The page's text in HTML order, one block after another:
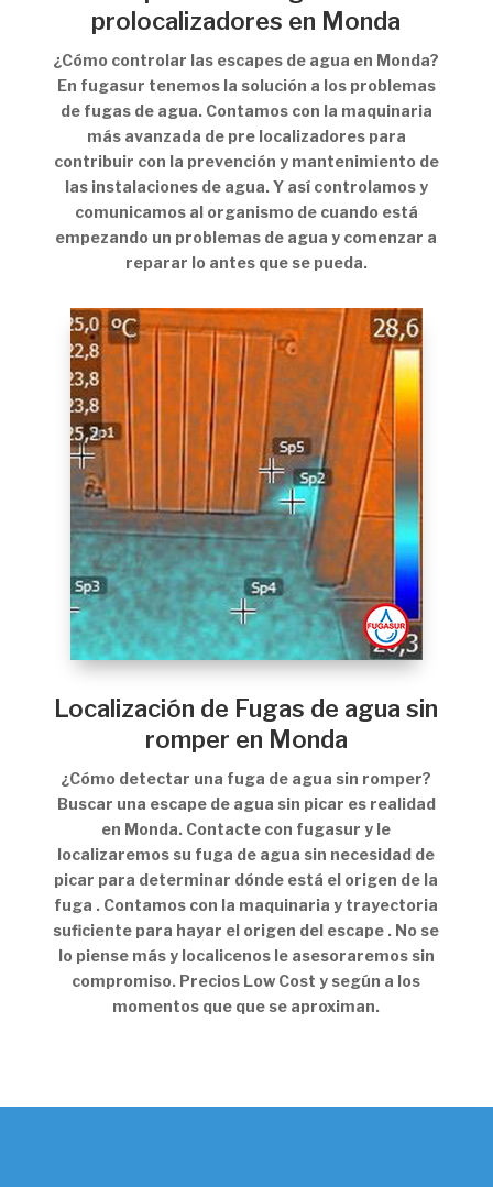
prolocalizadores en Monda
¿Cómo controlar las escapes de agua en Monda?
En fugasur tenemos la solución a los problemas
de fugas de agua. Contamos con la maquinaria
más avanzada de pre localizadores para
contribuir con la prevención y mantenimiento de
las instalaciones de agua. Y así controlamos y
comunicamos al organismo de cuando está
empezando un problemas de agua y comenzar a
reparar lo antes que se pueda.
Localización de Fugas de agua sin
romper en Monda
¿Cómo detectar una fuga de agua sin romper?
Buscar una escape de agua sin picar es realidad
en Monda. Contacte con fugasur y le
localizaremos su fuga de agua sin necesidad de
picar para determinar dónde está el origen de la
fuga . Contamos con la maquinaria y trayectoria
suficiente para hayar el origen del escape . No se
lo piense más y localicenos le asesoraremos sin
compromiso. Precios Low Cost y según a los
momentos que que se aproximan.